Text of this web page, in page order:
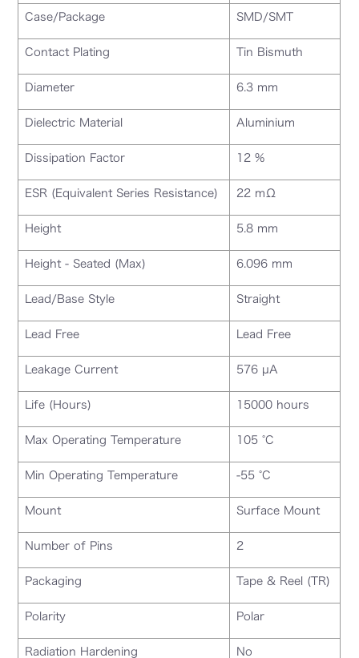
Case/Package SMD/SMT
Contact Plating Tin Bismuth
Diameter 6.3 mm
Dielectric Material Aluminium
Dissipation Factor 12 %
ESR (Equivalent Series Resistance) 22 mΩ
Height 5.8 mm
Height - Seated (Max) 6.096 mm
Lead/Base Style Straight
Lead Free Lead Free
Leakage Current 576 µA
Life (Hours) 15000 hours
Max Operating Temperature 105 °C
Min Operating Temperature -55 °C
Mount Surface Mount
Number of Pins 2
Packaging Tape & Reel (TR)
Polarity Polar
Radiation Hardening No